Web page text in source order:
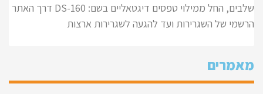
שלבים, החל ממילוי טפסים דיגטאליים בשם: DS-160 דרך האתר
הרשמי של השגרירות ועד להגעה לשגרירות ארצות
מאמרים